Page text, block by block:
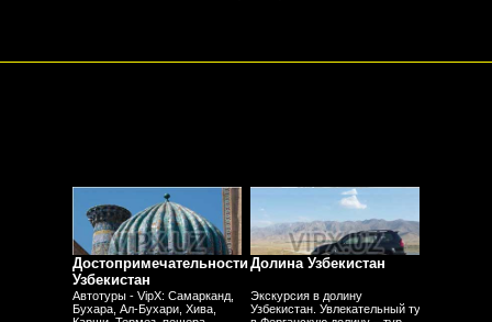
Достопримечательности
Узбекистан
Автотуры - VipX: Самарканд,
Бухара, Ал-Бухари, Хива,
Долина Узбекистан
Экскурсия в долину
Узбекистан. Увлекательный тур